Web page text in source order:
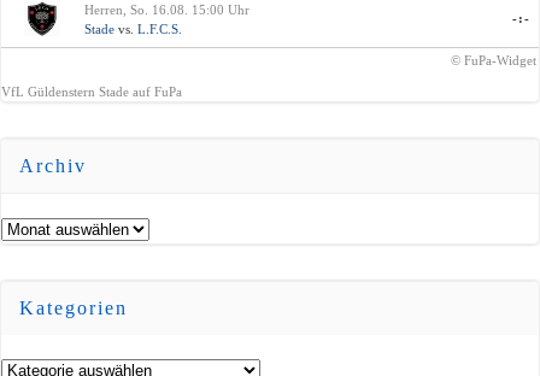
Herren, So. 16.08. 15:00 Uhr
Stade vs. L.F.C.S.
-:-
© FuPa-Widget
VfL Güldenstern Stade auf FuPa
Archiv
Archiv
Kategorien
Kategorien